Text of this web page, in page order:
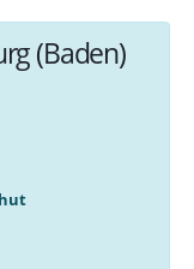
(Baden)